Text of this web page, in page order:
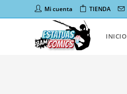
al
Mi cuenta TIENDA
INICIO